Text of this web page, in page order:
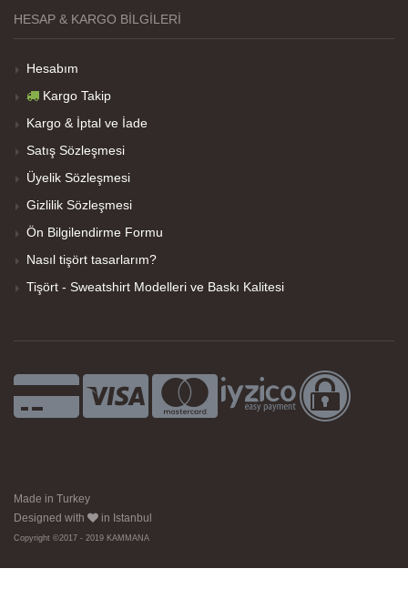
HESAP & KARGO BILGILERI
Hesabım
Kargo Takip
Kargo & İptal ve İade
Satış Sözleşmesi
Üyelik Sözleşmesi
Gizlilik Sözleşmesi
Ön Bilgilendirme Formu
Nasıl tişört tasarlarım?
Tişört - Sweatshirt Modelleri ve Baskı Kalitesi
Made in Turkey
Designed with
in Istanbul
Copyright ©2017 - 2019 KAMMANA